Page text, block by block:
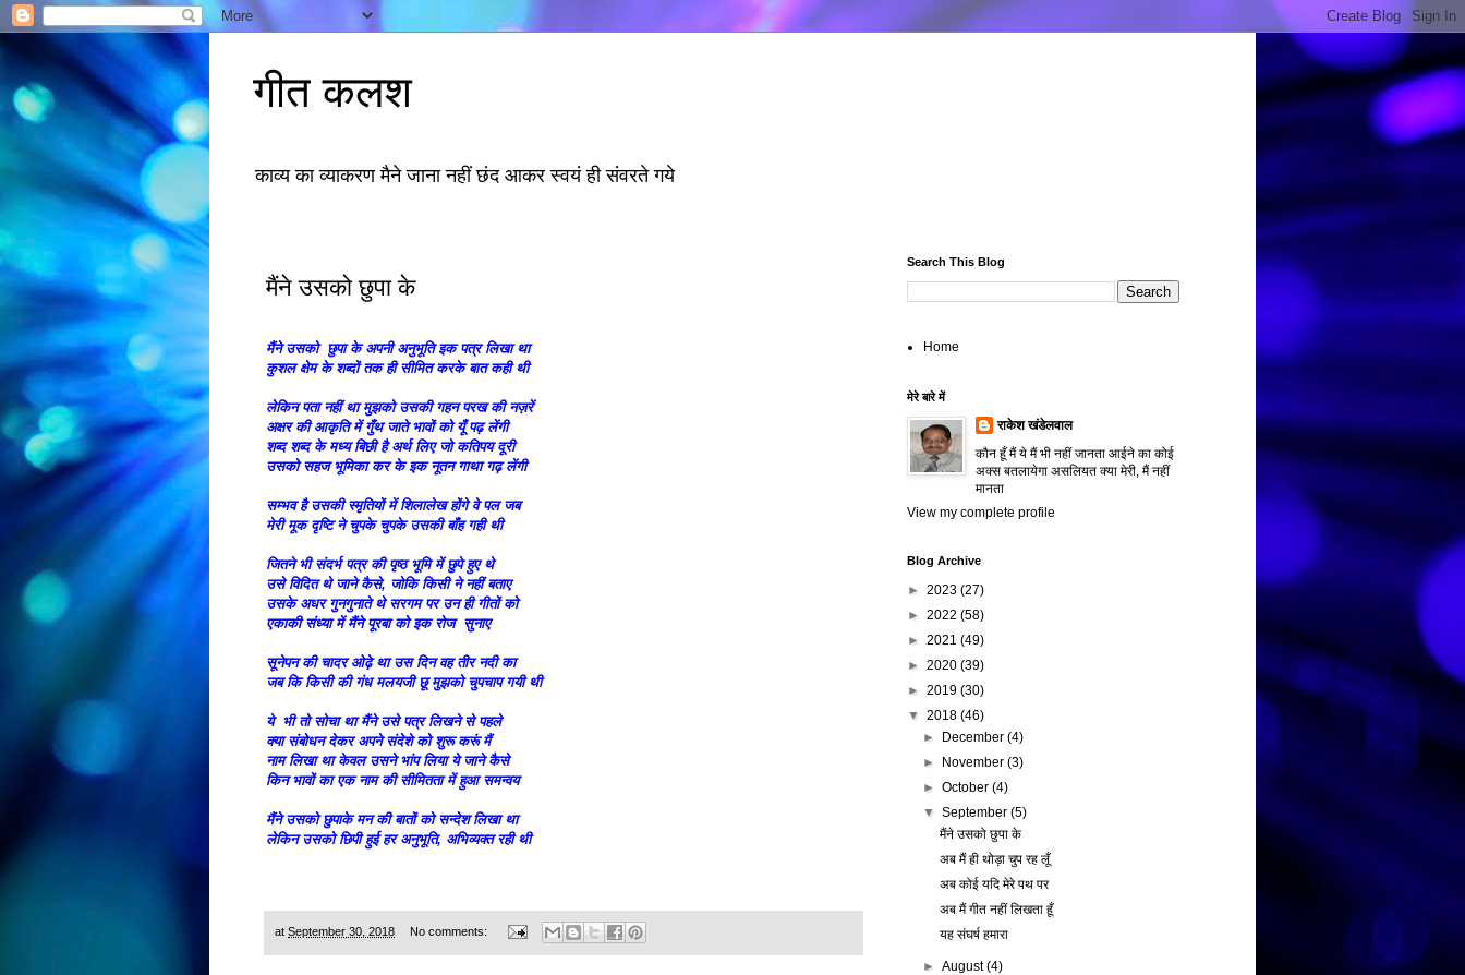
गीत कलश
काव्य का व्याकरण मैने जाना नहीं छंद आकर स्वयं ही संवरते गये
मैंने उसको छुपा के
मैंने उसको छुपा के अपनी अनुभूति इक पत्र लिखा था
कुशल क्षेम के शब्दों तक ही सीमित करके बात कही थी
लेकिन पता नहीं था मुझको उसकी गहन परख की नज़रें
अक्षर की आकृति में गुँथ जाते भावों को यूँ पढ़ लेंगी
शब्द शब्द के मध्य बिछी है अर्थ लिए जो कतिपय दूरी
उसको सहज भूमिका कर के इक नूतन गाथा गढ़ लेंगी
सम्भव है उसकी स्मृतियों में शिलालेख होंगे वे पल जब
मेरी मूक दृष्टि ने चुपके चुपके उसकी बाँह गही थी
जितने भी संदर्भ पत्र की पृष्ठ भूमि में छुपे हुए थे
उसे विदित थे जाने कैसे, जोकि किसी ने नहीं बताए
उसके अधर गुनगुनाते थे सरगम पर उन ही गीतों को
एकाकी संध्या में मैंने पूरबा को इक रोज सुनाए
सूनेपन की चादर ओढ़े था उस दिन वह तीर नदी का
जब कि किसी की गंध मलयजी छू मुझको चुपचाप गयी थी
ये भी तो सोचा था मैंने उसे पत्र लिखने से पहले
क्या संबोधन देकर अपने संदेशे को शुरू करूं मैं
नाम लिखा था केवल उसने भांप लिया ये जाने कैसे
किन भावों का एक नाम की सीमितता में हुआ समन्वय
मैंने उसको छुपाके मन की बातों को सन्देश लिखा था
लेकिन उसको छिपी हुई हर अनुभूति, अभिव्यक्त रही थी
at September 30, 2018 No comments:
Search This Blog
Home
मेरे बारे में
राकेश खंडेलवाल
कौन हूँ मैं ये मैं भी नहीं जानता आईने का कोई
अक्स बतलायेगा असलियत क्या मेरी, मैं नहीं
मानता
View my complete profile
Blog Archive
► 2023 (27)
► 2022 (58)
► 2021 (49)
► 2020 (39)
► 2019 (30)
▼ 2018 (46)
►
December(4)
►
November(3)
►October(4)
▼September(5)
मैंने उसको छुपा के
अब मैं ही थोड़ा चुप रह लूँ
अब कोई यदि मेरे पथ पर
अब मैं गीत नहीं लिखता हूँ
यह संघर्ष हमारा
►August(4)